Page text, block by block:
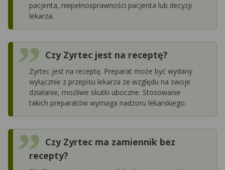
pacjenta, niepełnosprawności pacjenta lub decyzji
lekarza.
Czy Zyrtec jest na receptę?
Zyrtec jest na receptę. Preparat może być wydany
wyłącznie z przepisu lekarza ze względu na swoje
działanie, możliwe skutki uboczne. Stosowanie
takich preparatów wymaga nadzoru lekarskiego.
Czy Zyrtec ma zamiennik bez
recepty?